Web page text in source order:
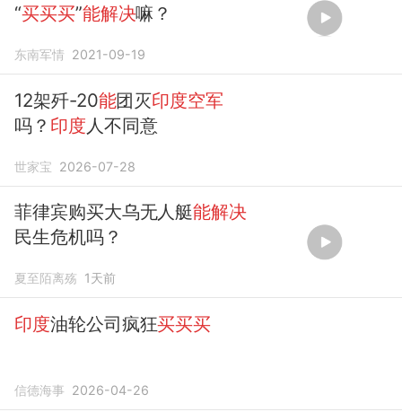
“买买买”能解决嘛？
东南军情 2021-09-19
12架歼-20能团灭印度空军
吗？ 印度 人不同意
世家宝 2026-07-28
菲律宾购买大乌无人艇能解决
民生危机吗？
夏至陌离殇 1天前
印度油轮公司疯狂买买买
信德海事 2026-04-26